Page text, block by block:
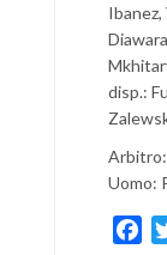
disp.:
Uomo: